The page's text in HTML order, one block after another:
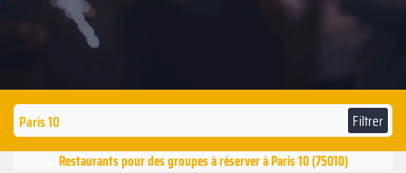
Filtrer
Restaurants pour des groupes à réserver à Paris 10 (75010)